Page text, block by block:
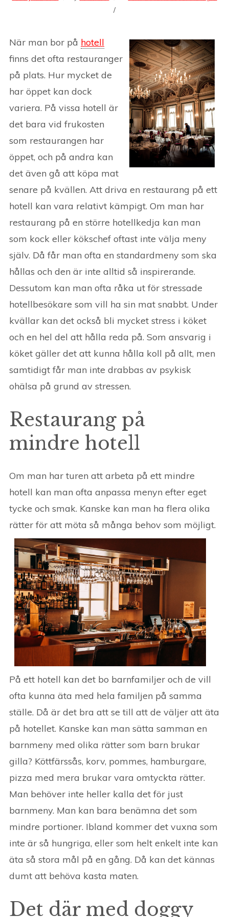
När man bor på hotell
finns det ofta restauranger
på plats. Hur mycket de
har öppet kan dock
variera. På vissa hotell är
det bara vid frukosten
som restaurangen har
öppet, och på andra kan
det även gå att köpa mat
senare på kvällen. Att driva en restaurang på ett
hotell kan vara relativt kämpigt. Om man har
restaurang på en större hotellkedja kan man
som kock eller kökschef oftast inte välja meny
själv. Då får man ofta en standardmeny som ska
hållas och den är inte alltid så inspirerande.
Dessutom kan man ofta råka ut för stressade
hotellbesökare som vill ha sin mat snabbt. Under
kvällar kan det också bli mycket stress i köket
och en hel del att hålla reda på. Som ansvarig i
köket gäller det att kunna hålla koll på allt, men
samtidigt får man inte drabbas av psykisk
ohälsa på grund av stressen.
Restaurang på
mindre hotell
Om man har turen att arbeta på ett mindre
hotell kan man ofta anpassa menyn efter eget
tycke och smak. Kanske kan man ha flera olika
rätter för att möta så många behov som möjligt.
På ett hotell kan det bo barnfamiljer och de vill
ofta kunna äta med hela familjen på samma
ställe. Då är det bra att se till att de väljer att äta
på hotellet. Kanske kan man sätta samman en
barnmeny med olika rätter som barn brukar
gilla? Köttfärssås, korv, pommes, hamburgare,
pizza med mera brukar vara omtyckta rätter.
Man behöver inte heller kalla det för just
barnmeny. Man kan bara benämna det som
mindre portioner. Ibland kommer det vuxna som
inte är så hungriga, eller som helt enkelt inte kan
äta så stora mål på en gång. Då kan det kännas
dumt att behöva kasta maten.
Det där med doggy